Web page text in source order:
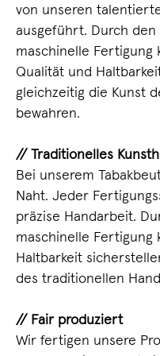
von unseren
ausgeführt. Durch
maschinelle Fertigung
Qualität und
gleichzeitig die Kunst
bewahren.
// Traditionelles
Bei unserem
Naht. Jeder
präzise Handarbeit.
maschinelle Fertigung
Haltbarkeit
des traditionellen
// Fair produziert
Wir fertigen unsere